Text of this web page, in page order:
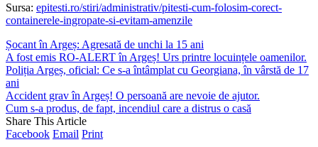
Sursa: epitesti.ro/stiri/administrativ/pitesti-cum-folosim-corect-
containerele-ingropate-si-evitam-amenzile
Șocant în Argeș: Agresată de unchi la 15 ani
A fost emis RO-ALERT în Argeș! Urs printre locuințele oamenilor.
Poliția Argeș, oficial: Ce s-a întâmplat cu Georgiana, în vârstă de 17
ani
Accident grav în Argeș! O persoană are nevoie de ajutor.
Cum s-a produs, de fapt, incendiul care a distrus o casă
Share This Article
Facebook Email Print